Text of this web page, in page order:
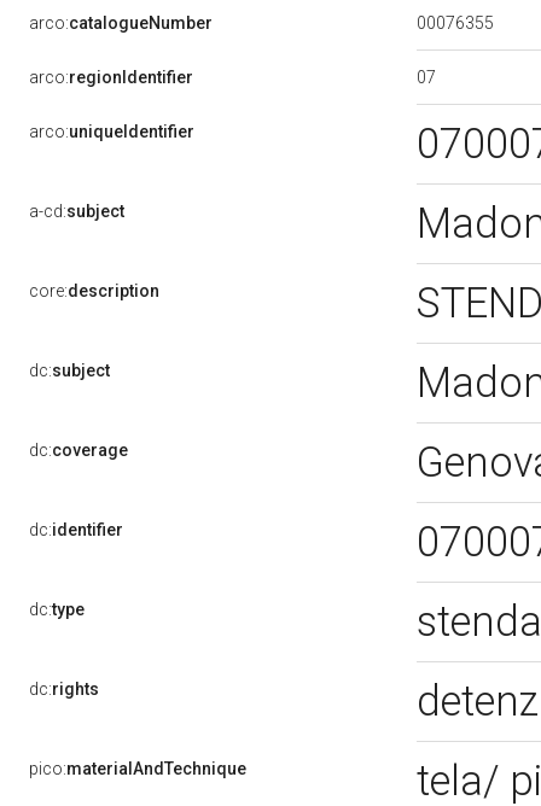
arco:catalogueNumber 00076355
arco:regionIdentifier 07
arco:uniqueIdentifier
a-cd:subject
core:description
dc:subject
dc:coverage
dc:identifier
dc:type
dc:rights
pico:materialAndTechnique
tela/